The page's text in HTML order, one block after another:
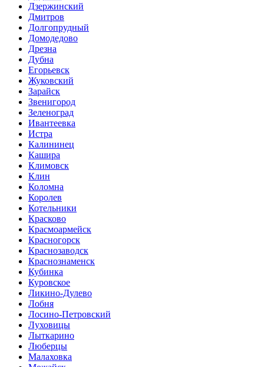
Дзержинский
Дмитров
Долгопрудный
Домодедово
Дрезна
Дубна
Егорьевск
Жуковский
Зарайск
Звенигород
Зеленоград
Ивантеевка
Истра
Калининец
Кашира
Климовск
Клин
Коломна
Королев
Котельники
Красково
Красмоармейск
Красногорск
Краснозаводск
Краснознаменск
Кубинка
Куровское
Ликино-Дулево
Лобня
Лосино-Петровский
Луховицы
Лыткарино
Люберцы
Малаховка